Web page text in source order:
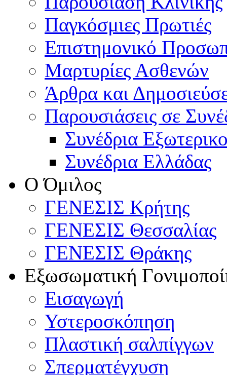
Παγκόσμιες Πρωτιές
Επιστημονικό
Μαρτυρίες Ασθενών
Άρθρα και
Παρουσιάσεις σε
Συνέδρια
Συνέδρια Ελλάδας
Ο Όμιλος
ΓΕΝΕΣΙΣ Κρήτης
ΓΕΝΕΣΙΣ Θεσσαλίας
ΓΕΝΕΣΙΣ Θράκης
Εξωσωματική
Εισαγωγή
Υστεροσκόπηση
Πλαστική σαλπίγγων
Σπερματέγχυση